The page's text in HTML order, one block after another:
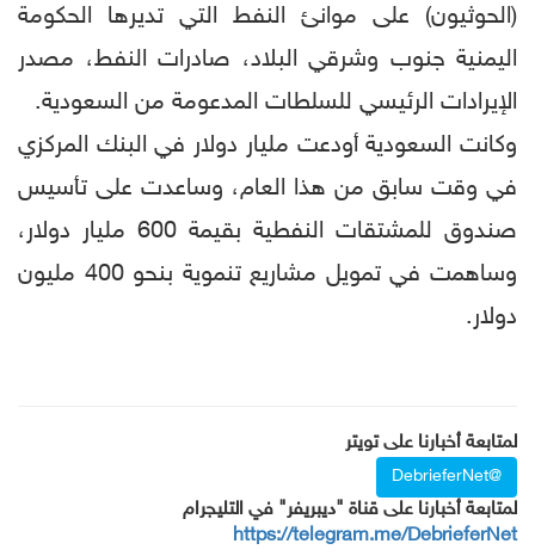
(الحوثيون) على موانئ النفط التي تديرها الحكومة
اليمنية جنوب وشرقي البلاد، صادرات النفط، مصدر
الإيرادات الرئيسي للسلطات المدعومة من السعودية.
وكانت السعودية أودعت مليار دولار في البنك المركزي
في وقت سابق من هذا العام، وساعدت على تأسيس
صندوق للمشتقات النفطية بقيمة 600 مليار دولار،
وساهمت في تمويل مشاريع تنموية بنحو 400 مليون
دولار.
لمتابعة أخبارنا على تويتر
@DebrieferNet
لمتابعة أخبارنا على قناة "ديبريفر" في التليجرام
https://telegram.me/DebrieferNet